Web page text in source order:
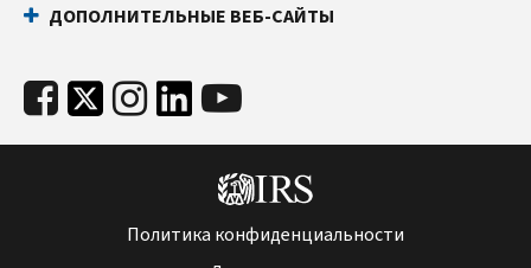
ДОПОЛНИТЕЛЬНЫЕ ВЕБ-САЙТЫ
Политика конфиденциальности